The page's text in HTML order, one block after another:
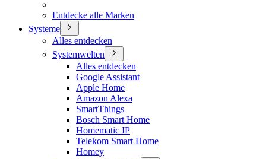
Entdecke alle Marken
Systeme
Alles entdecken
Systemwelten
Alles entdecken
Google Assistant
Apple Home
Amazon Alexa
SmartThings
Bosch Smart Home
Homematic IP
Telekom Smart Home
Homey